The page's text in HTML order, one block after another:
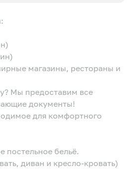
магазины, рестораны и
Мы предоставим все
документы!
для комфортного
постельное бельё.
диван и кресло-кровать)